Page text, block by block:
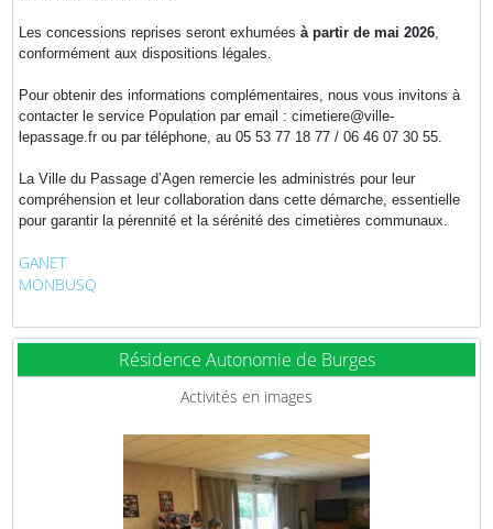
Les concessions reprises seront exhumées à partir de mai 2026
conformément aux dispositions légales.
Pour obtenir des informations complémentaires, nous vous invitons à
contacter le service Population par email : cimetiere@ville-
lepassage.fr ou par téléphone, au 05 53 77 18 77 / 06 46 07 30 55.
La Ville du Passage d’Agen remercie les administrés pour leur
compréhension et leur collaboration dans cette démarche, essentielle
pour garantir la pérennité et la sérénité des cimetières communaux.
GANET
MONBUSQ
Résidence Autonomie de Burges
Activités en images